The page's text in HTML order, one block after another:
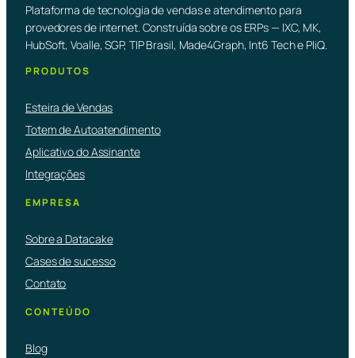
Plataforma de tecnologia de vendas e atendimento para
provedores de internet. Construída sobre os ERPs — IXC, MK,
HubSoft, Voalle, SGP, TIP Brasil, Made4Graph, Int6 Tech e PliQ.
PRODUTOS
Esteira de Vendas
Totem de Autoatendimento
Aplicativo do Assinante
Integrações
EMPRESA
Sobre a Datacake
Cases de sucesso
Contato
CONTEÚDO
Blog